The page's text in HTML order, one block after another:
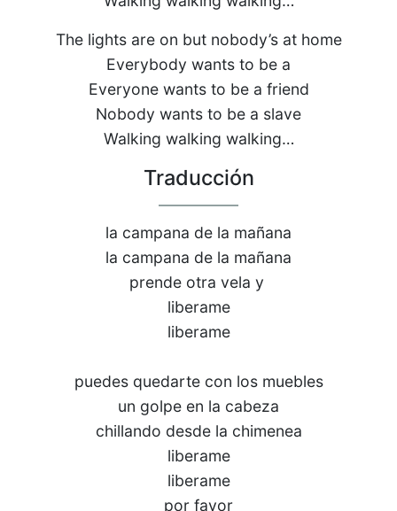
The lights are on but nobody’s at home
Everybody wants to be a
Everyone wants to be a friend
Nobody wants to be a slave
Walking walking walking…
Traducción
la campana de la mañana
la campana de la mañana
prende otra vela y
liberame
liberame
puedes quedarte con los muebles
un golpe en la cabeza
chillando desde la chimenea
liberame
liberame
por favor